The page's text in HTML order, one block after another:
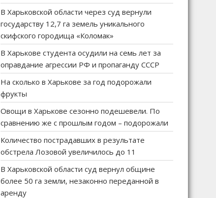
В Харьковской области через суд вернули
государству 12,7 га земель уникального
скифского городища «Коломак»
В Харькове студента осудили на семь лет за
оправдание агрессии РФ и пропаганду СССР
На сколько в Харькове за год подорожали
фрукты
Овощи в Харькове сезонно подешевели. По
сравнению же с прошлым годом – подорожали
Количество пострадавших в результате
обстрела Лозовой увеличилось до 11
В Харьковской области суд вернул общине
более 50 га земли, незаконно переданной в
аренду